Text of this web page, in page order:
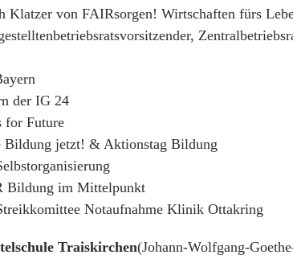
Klatzer von FAIRsorgen! Wirtschaften fürs
der IG 24
for Future
Bildung jetzt! & Aktionstag Bildung
Bildung im Mittelpunkt
Notaufnahme Klinik Ottakring
Traiskirchen(Johann-Wolfgang-